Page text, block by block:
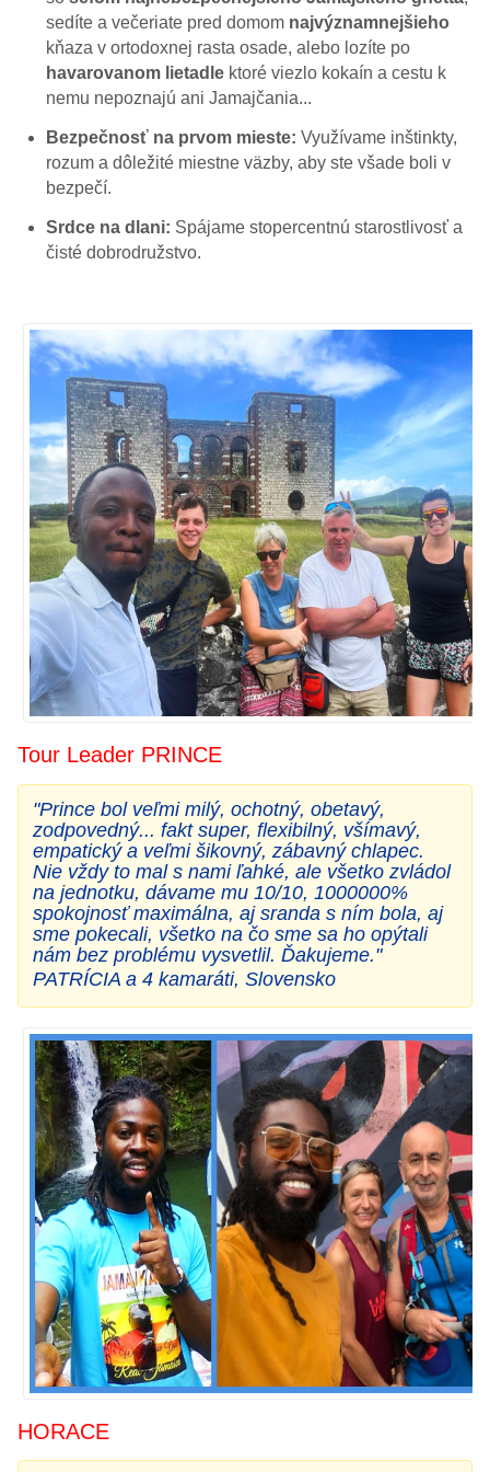
sedíte a večeriate pred domom najvýznamnejšieho
kňaza v ortodoxnej rasta osade, alebo lozíte po
havarovanom lietadle ktoré viezlo kokaín a cestu k
nemu nepoznajú ani Jamajčania...
Bezpečnosť na prvom mieste: Využívame inštinkty,
rozum a dôležité miestne väzby, aby ste všade boli v
bezpečí.
Srdce na dlani: Spájame stopercentnú starostlivosť a
čisté dobrodružstvo.
Tour Leader PRINCE
"Prince bol veľmi milý, ochotný, obetavý,
zodpovedný... fakt super, flexibilný, všímavý,
empatický a veľmi šikovný, zábavný chlapec.
Nie vždy to mal s nami ľahké, ale všetko zvládol
na jednotku, dávame mu 10/10, 1000000%
spokojnosť maximálna, aj sranda s ním bola, aj
sme pokecali, všetko na čo sme sa ho opýtali
nám bez problému vysvetlil. Ďakujeme."
PATRÍCIA a 4 kamaráti, Slovensko
HORACE